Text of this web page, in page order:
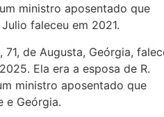
ministro aposentado que
faleceu em 2021.
, 71, de Augusta, Geórgia,
Ela era a esposa de R.
ministro aposentado que
e Geórgia.